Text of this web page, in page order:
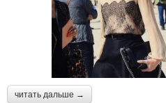
читать дальше →